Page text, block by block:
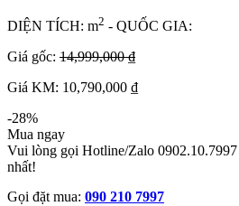
DIỆN TÍCH: m2 - QUỐC GIA:
Giá gốc: 14,999,000 ₫
Giá KM: 10,790,000 ₫
-28%
Mua ngay
Vui lòng gọi Hotline/Zalo
nhất!
Gọi đặt mua: 090 210 7997